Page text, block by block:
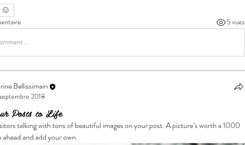
5 vues
Bellissimain
2018
Posts to Life
talking with tons of beautiful images on your post. A picture’s worth a 1000
ahead and add your own.